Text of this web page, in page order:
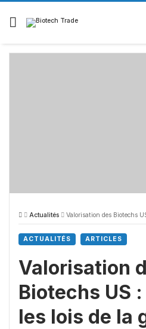
Actualités Valorisation des Biotechs US :
ACTUALITÉS ARTICLES
Valorisation
Biotechs US
les lois de la